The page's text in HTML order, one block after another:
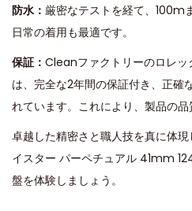
防水： 厳密なテストを経て、100m
日常の着用も最適です。
保証： Cleanファクトリーのロレ
は、完全な2年間の保証付き、正確
れています。これにより、製品の品
卓越した精密さと職人技を真に体
イスター パーペチュアル 41mm
盤を体験しましょう。